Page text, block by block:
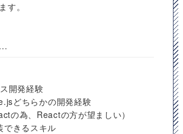
す。
開発経験
どちらかの開発経験
の為、Reactの方が望ましい）
できるスキル